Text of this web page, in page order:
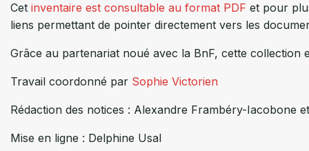
Cet inventaire est consultable au format PDF et pour
liens permettant de pointer directement vers les
Grâce au partenariat noué avec la BnF, cette collection
Travail coordonné par Sophie Victorien
Rédaction des notices : Alexandre Frambéry-Iacobone
Mise en ligne : Delphine Usal